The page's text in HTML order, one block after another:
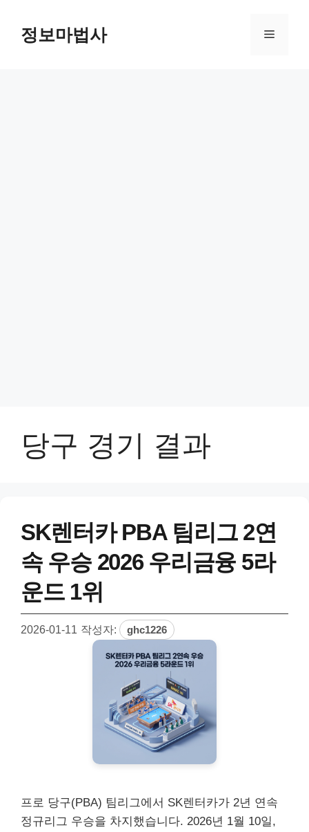
정보마법사 메
당구 경기 결과
SK렌터카 PBA 팀리그 2연
속 우승 2026 우리금융 5라
운드 1위
2026-01-11 작성자: ghc1226
프로 당구(PBA) 팀리그에서 SK렌터카가 2년 연속
정규리그 우승을 차지했습니다. 2026년 1월 10일,